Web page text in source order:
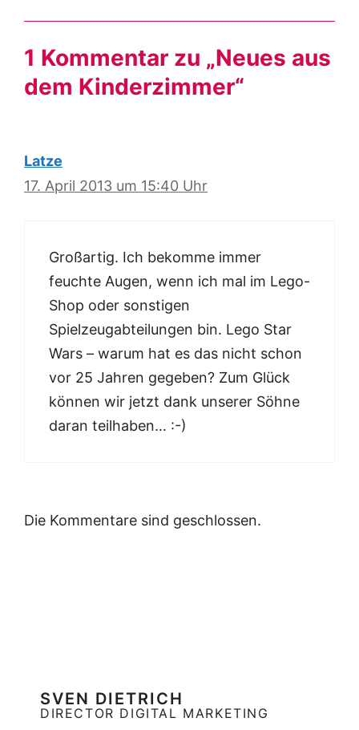
1 Kommentar zu „Neues aus
dem Kinderzimmer“
Latze
17. April 2013 um 15:40 Uhr
Großartig. Ich bekomme immer
feuchte Augen, wenn ich mal im Lego-
Shop oder sonstigen
Spielzeugabteilungen bin. Lego Star
Wars – warum hat es das nicht schon
vor 25 Jahren gegeben? Zum Glück
können wir jetzt dank unserer Söhne
daran teilhaben… :-)
Die Kommentare sind geschlossen.
SVEN DIETRICH
DIRECTOR DIGITAL MARKETING